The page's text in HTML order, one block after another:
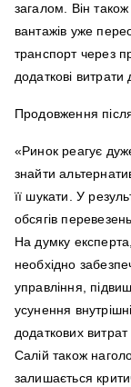
загалом. Він
вантажів уже
транспорт через
додаткові витрати
Продовження
«Ринок реагує
знайти
її шукати. У
обсягів
На думку експерта,
необхідно
управління,
усунення
додаткових витрат
Салій також
залишається